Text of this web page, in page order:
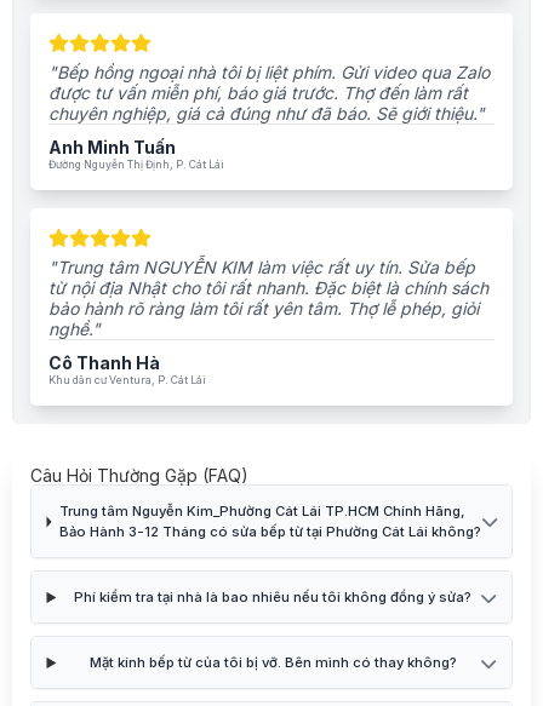
"Bếp hồng ngoại nhà tôi bị liệt phím. Gửi video qua Zalo
được tư vấn miễn phí, báo giá trước. Thợ đến làm rất
chuyên nghiệp, giá cả đúng như đã báo. Sẽ giới thiệu."
Anh Minh Tuấn
Đường Nguyễn Thị Định, P. Cát Lái
"Trung tâm NGUYỄN KIM làm việc rất uy tín. Sửa bếp
từ nội địa Nhật cho tôi rất nhanh. Đặc biệt là chính sách
bảo hành rõ ràng làm tôi rất yên tâm. Thợ lễ phép, giỏi
nghề."
Cô Thanh Hà
Khu dân cư Ventura, P. Cát Lái
Câu Hỏi Thường Gặp (FAQ)
Trung tâm Nguyễn Kim_Phường Cát Lái TP.HCM Chính Hãng,
Bảo Hành 3-12 Tháng có sửa bếp từ tại Phường Cát Lái không?
Phí kiểm tra tại nhà là bao nhiêu nếu tôi không đồng ý sửa?
Mặt kính bếp từ của tôi bị vỡ. Bên mình có thay không?